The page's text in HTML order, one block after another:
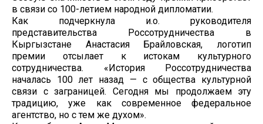
в связи со 100-летием народной дипломатии.
Как подчеркнула и.о. руководителя
представительства Россотрудничества в
Кыргызстане Анастасия Брайловская, логотип
премии отсылает к истокам культурного
сотрудничества. «История Россотрудничества
началась 100 лет назад — с общества культурной
связи с заграницей. Сегодня мы продолжаем эту
традицию, уже как современное федеральное
агентство, но с тем же духом».